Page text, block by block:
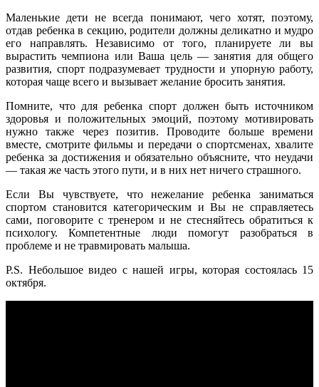
Маленькие дети не всегда понимают, чего хотят, поэтому,
отдав ребенка в секцию, родители должны деликатно и мудро
его направлять. Независимо от того, планируете ли вы
вырастить чемпиона или Ваша цель — занятия для общего
развития, спорт подразумевает трудности и упорную работу,
которая чаще всего и вызывает желание бросить занятия.
Помните, что для ребенка спорт должен быть источником
здоровья и положительных эмоций, поэтому мотивировать
нужно также через позитив. Проводите больше времени
вместе, смотрите фильмы и передачи о спортсменах, хвалите
ребенка за достижения и обязательно объясните, что неудачи
— такая же часть этого пути, и в них нет ничего страшного.
Если Вы чувствуете, что нежелание ребенка заниматься
спортом становится категорическим и Вы не справляетесь
сами, поговорите с тренером и не стесняйтесь обратиться к
психологу. Компетентные люди помогут разобраться в
проблеме и не травмировать малыша.
P.S. Небольшое видео с нашей игры, которая состоялась 15
октября.